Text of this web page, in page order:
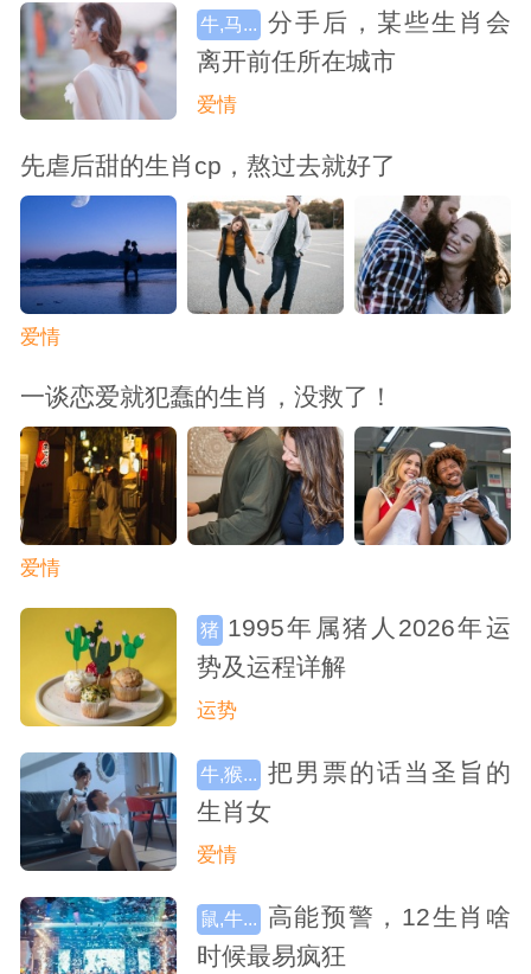
牛,马... 分手后，某些生肖会
离开前任所在城市
爱情
先虐后甜的生肖cp，熬过去就好了
爱情
一谈恋爱就犯蠢的生肖，没救了！
爱情
猪 1995年属猪人2026年运
势及运程详解
运势
牛,猴... 把男票的话当圣旨的
生肖女
爱情
鼠,牛...
高能预警，12生肖啥
时候最易疯狂